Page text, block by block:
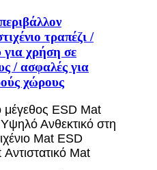
τραπέζι /
χρήση σε
/ ασφαλές για
χώρους
ESD Mat
Υψηλό Ανθεκτικό στη
Mat ESD
Mat